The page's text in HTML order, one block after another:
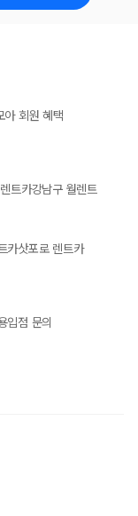
아 회원 혜택
트카강남구 월렌트
카삿포로 렌트카
입점 문의